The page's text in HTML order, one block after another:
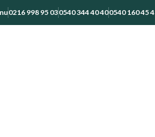
0216 998 95 030540 344 40 400540 160 45